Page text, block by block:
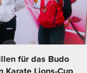
für das Budo